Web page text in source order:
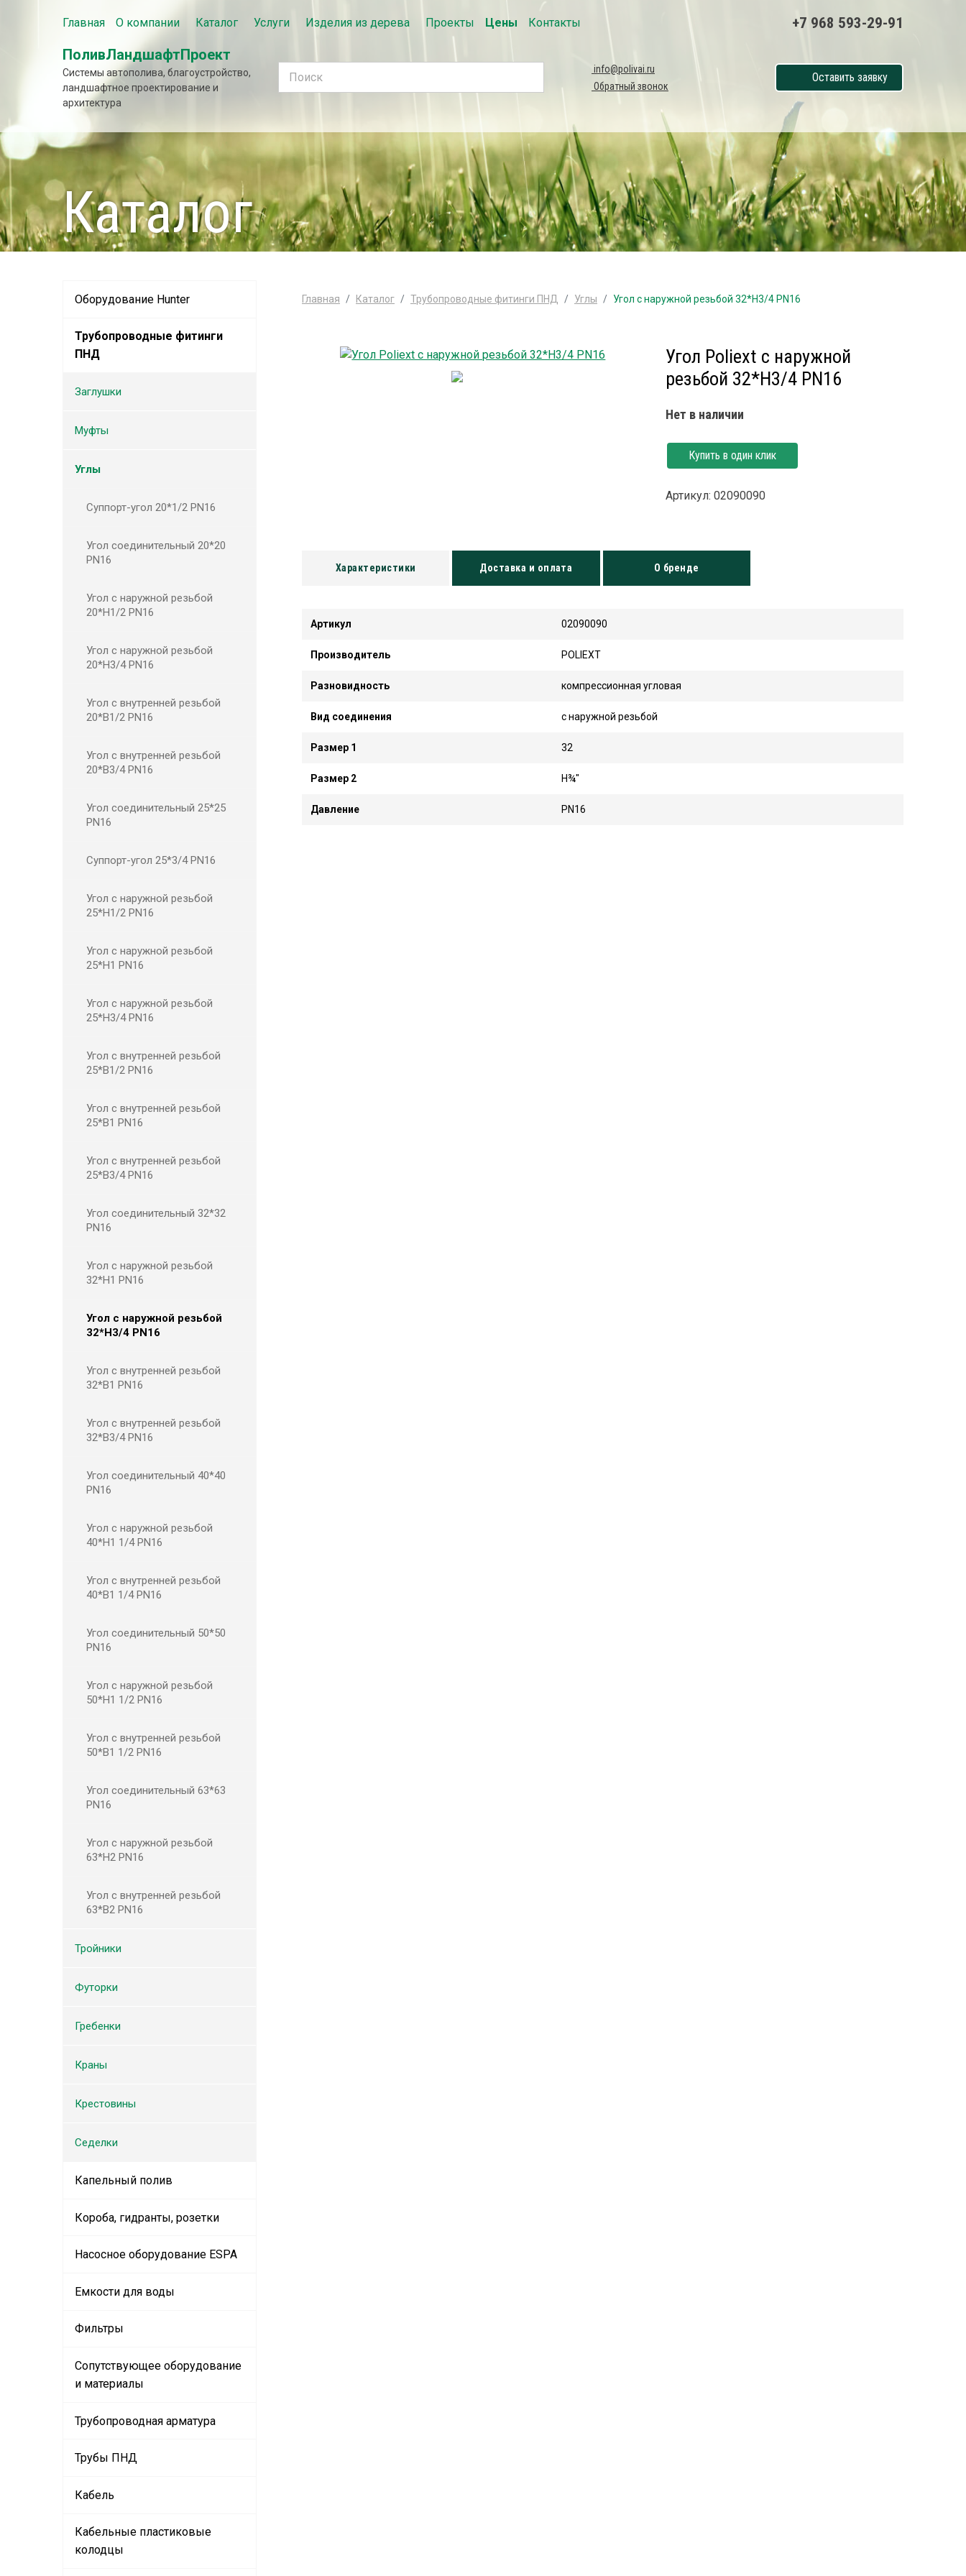
+7 968 593-29-91
Главная О компании Каталог Услуги Изделия из дерева Проекты Цены Контакты
ПоливЛандшафтПроект
Системы автополива, благоустройство,
ландшафтное проектирование и
архитектура
info@polivai.ru
Обратный звонок
Оставить заявку
Каталог
Главная Каталог Трубопроводные фитинги ПНД Углы Угол с наружной резьбой 32*Н3/4 PN16
Угол Poliext с наружной
резьбой 32*Н3/4 PN16
Нет в наличии
Купить в один клик
Артикул: 02090090
Характеристики Доставка и оплата О бренде
Артикул 02090090
Производитель POLIEXT
Разновидность компрессионная угловая
Вид соединения с наружной резьбой
Размер 1 32
Размер 2 Н¾"
Давление PN16
Оборудование Hunter
Трубопроводные фитинги
ПНД
Заглушки
Муфты
Углы
Суппорт-угол 20*1/2 PN16
Угол соединительный 20*20
PN16
Угол с наружной резьбой
20*Н1/2 PN16
Угол с наружной резьбой
20*Н3/4 PN16
Угол с внутренней резьбой
20*В1/2 PN16
Угол с внутренней резьбой
20*В3/4 PN16
Угол соединительный 25*25
PN16
Суппорт-угол 25*3/4 PN16
Угол с наружной резьбой
25*Н1/2 PN16
Угол с наружной резьбой
25*Н1 PN16
Угол с наружной резьбой
25*Н3/4 PN16
Угол с внутренней резьбой
25*В1/2 PN16
Угол с внутренней резьбой
25*В1 PN16
Угол с внутренней резьбой
25*В3/4 PN16
Угол соединительный 32*32
PN16
Угол с наружной резьбой
32*Н1 PN16
Угол с наружной резьбой
32*Н3/4 PN16
Угол с внутренней резьбой
32*В1 PN16
Угол с внутренней резьбой
32*В3/4 PN16
Угол соединительный 40*40
PN16
Угол с наружной резьбой
40*Н1 1/4 PN16
Угол с внутренней резьбой
40*В1 1/4 PN16
Угол соединительный 50*50
PN16
Угол с наружной резьбой
50*Н1 1/2 PN16
Угол с внутренней резьбой
50*В1 1/2 PN16
Угол соединительный 63*63
PN16
Угол с наружной резьбой
63*Н2 PN16
Угол с внутренней резьбой
63*В2 PN16
Тройники
Футорки
Гребенки
Краны
Крестовины
Седелки
Капельный полив
Короба, гидранты, розетки
Насосное оборудование ESPA
Емкости для воды
Фильтры
Сопутствующее оборудование
и материалы
Трубопроводная арматура
Трубы ПНД
Кабель
Кабельные пластиковые
колодцы